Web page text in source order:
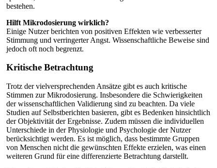
bestehen.
Hilft Mikrodosierung wirklich?
Einige Nutzer berichten von positiven Effekten wie verbesserter
Stimmung und verringerter Angst. Wissenschaftliche Beweise sind
jedoch oft noch begrenzt.
Kritische Betrachtung
Trotz der vielversprechenden Ansätze gibt es auch kritische
Stimmen zur Mikrodosierung. Insbesondere die Schwierigkeiten
der wissenschaftlichen Validierung sind zu beachten. Da viele
Studien auf Selbstberichten basieren, gibt es Bedenken hinsichtlich
der Objektivität der Ergebnisse. Zudem müssen die individuellen
Unterschiede in der Physiologie und Psychologie der Nutzer
berücksichtigt werden. Es ist möglich, dass bestimmte Gruppen
von Menschen nicht die gewünschten Effekte erzielen, was einen
weiteren Grund für eine differenzierte Betrachtung darstellt.